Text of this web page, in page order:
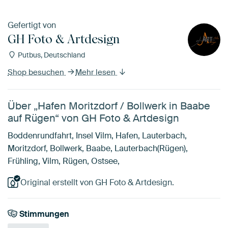
Gefertigt von
GH Foto & Artdesign
Putbus, Deutschland
Shop besuchen Mehr lesen
Über „Hafen Moritzdorf / Bollwerk in Baabe
auf Rügen“ von GH Foto & Artdesign
Boddenrundfahrt, Insel Vilm, Hafen, Lauterbach,
Moritzdorf, Bollwerk, Baabe, Lauterbach(Rügen),
Frühling, Vilm, Rügen, Ostsee,
Original erstellt von GH Foto & Artdesign.
Stimmungen